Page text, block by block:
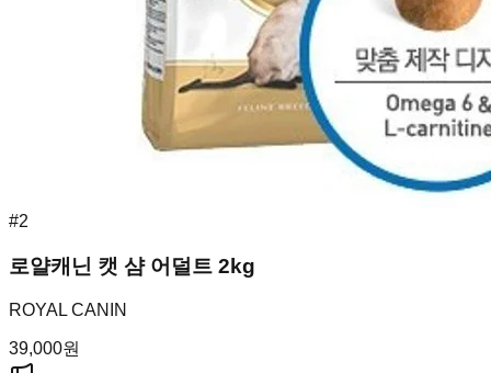
#2
로얄캐닌 캣 샴 어덜트 2kg
ROYAL CANIN
39,000원